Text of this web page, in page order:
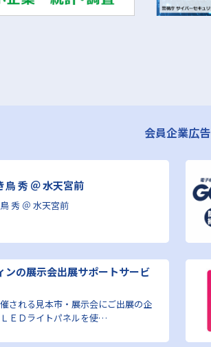
会員企業広告
鳥 秀 ＠ 水天宮前
秀 ＠ 水天宮前
ンの展示会出展サポートサービ
される見本市・展示会にご出展の企
ＥＤライトパネルを使…